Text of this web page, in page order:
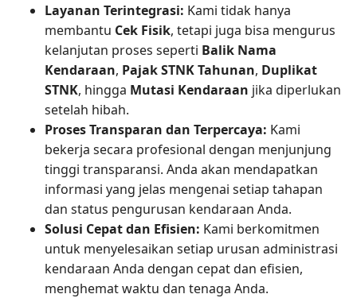
Layanan Terintegrasi: Kami tidak hanya
membantu Cek Fisik, tetapi juga bisa mengurus
kelanjutan proses seperti Balik Nama
Kendaraan, Pajak STNK Tahunan, Duplikat
STNK, hingga Mutasi Kendaraan jika diperlukan
setelah hibah.
Proses Transparan dan Terpercaya: Kami
bekerja secara profesional dengan menjunjung
tinggi transparansi. Anda akan mendapatkan
informasi yang jelas mengenai setiap tahapan
dan status pengurusan kendaraan Anda.
Solusi Cepat dan Efisien: Kami berkomitmen
untuk menyelesaikan setiap urusan administrasi
kendaraan Anda dengan cepat dan efisien,
menghemat waktu dan tenaga Anda.